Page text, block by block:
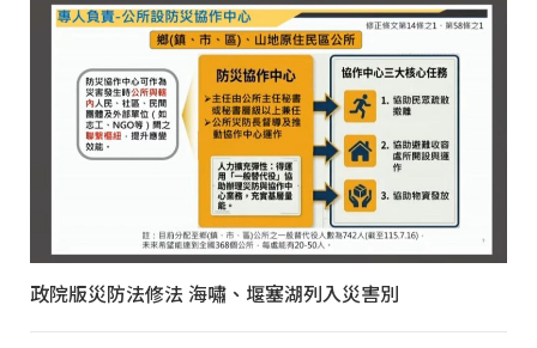
政院版災防法修法 海嘯、堰塞湖列入災害別